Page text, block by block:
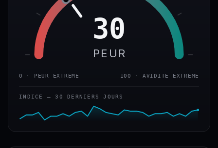
30
PEUR
0 · PEUR EXTRÊME 100 · AVIDITÉ EXTRÊME
INDICE — 30 DERNIERS JOURS